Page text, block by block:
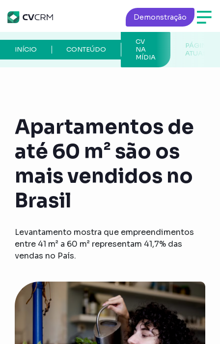
Demonstração
PÁGINA
ATUAL
CV
NA
MÍDIA
CONTEÚDO
INÍCIO
Apartamentos de
até 60 m² são os
mais vendidos no
Brasil
Levantamento mostra que empreendimentos
entre 41 m² a 60 m² representam 41,7% das
vendas no País.